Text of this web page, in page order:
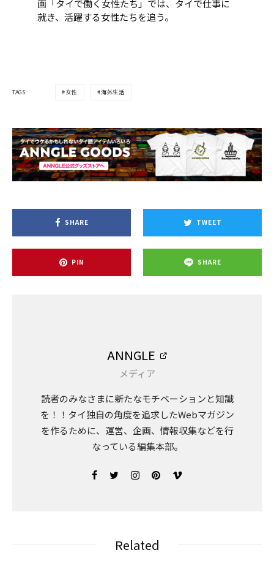
画「タイで働く女性たち」では、タイで仕事に
就き、活躍する女性たちを追う。
TAGS 女性 海外生活
SHARE TWEET
PIN SHARE
ANNGLE
メディア
読者のみなさまに新たなモチベーションと知識
を！！タイ独自の角度を追求したWebマガジン
を作るために、運営、企画、情報収集などを行
なっている編集本部。
Related